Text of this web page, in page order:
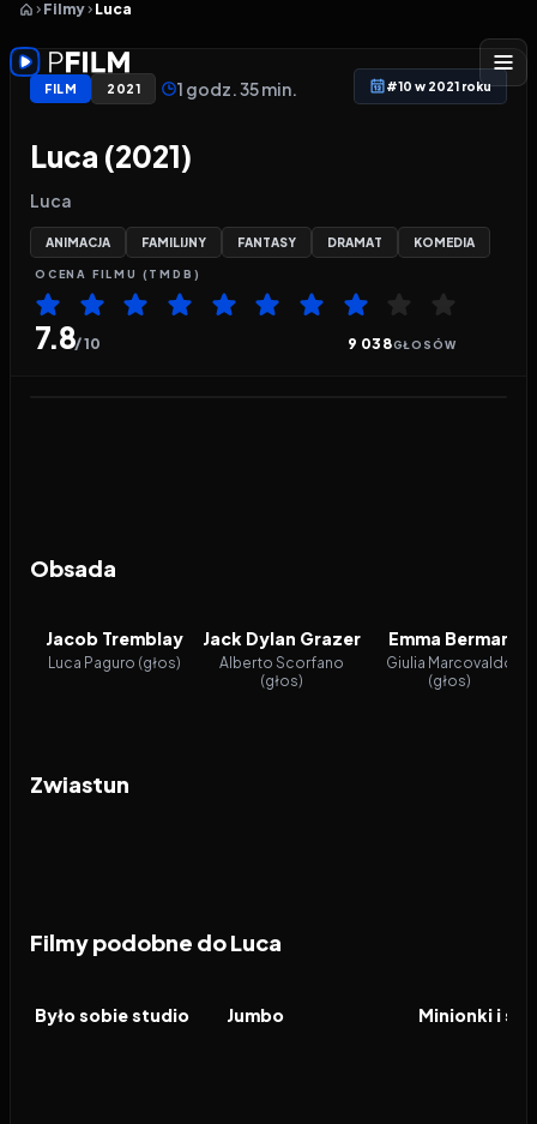
Filmy Luca
FILM 2021 1 godz. 35 min. #10 w 2021 roku
Luca (2021)
Luca
ANIMACJA FAMILIJNY FANTASY DRAMAT KOMEDIA
OCENA FILMU (TMDB)
7.8/ 10 9 038GŁOSÓW
Obsada
Jacob Tremblay
Luca Paguro (głos)
Jack Dylan Grazer
Alberto Scorfano
(głos)
Emma Berman
Giulia Marcovaldo
(głos)
Zwiastun
Filmy podobne do Luca
FILM
Było sobie studio FILM
Jumbo FILM
Minionki i